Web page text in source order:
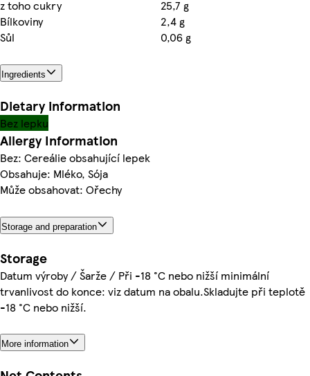
z toho cukry
25,7 g
Bílkoviny
2,4 g
Sůl
0,06 g
Ingredients
Dietary information
Bez lepku
Allergy Information
Bez: Cereálie obsahující lepek
Obsahuje: Mléko, Sója
Může obsahovat: Ořechy
Storage and preparation
Storage
Datum výroby / Šarže / Při -18 °C nebo nižší minimální
trvanlivost do konce: viz datum na obalu.Skladujte při teplotě
-18 °C nebo nižší.
More information